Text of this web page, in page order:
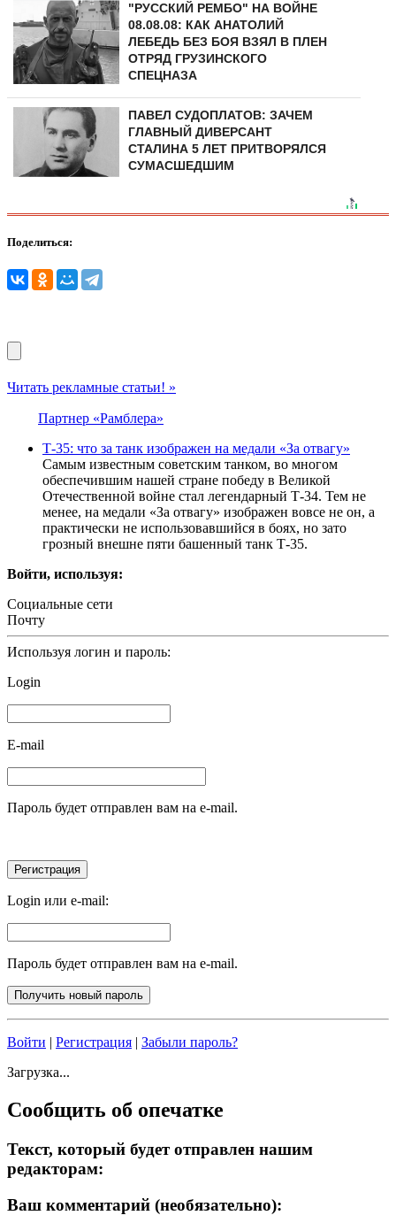
"РУССКИЙ РЕМБО" НА ВОЙНЕ
08.08.08: КАК АНАТОЛИЙ
ЛЕБЕДЬ БЕЗ БОЯ ВЗЯЛ В ПЛЕН
ОТРЯД ГРУЗИНСКОГО
СПЕЦНАЗА
ПАВЕЛ СУДОПЛАТОВ: ЗАЧЕМ
ГЛАВНЫЙ ДИВЕРСАНТ
СТАЛИНА 5 ЛЕТ ПРИТВОРЯЛСЯ
СУМАСШЕДШИМ
Поделиться:
Читать рекламные статьи! »
Партнер «Рамблера»
Т-35: что за танк изображен на медали «За отвагу»
Самым известным советским танком, во многом
обеспечившим нашей стране победу в Великой
Отечественной войне стал легендарный Т-34. Тем не
менее, на медали «За отвагу» изображен вовсе не он, а
практически не использовавшийся в боях, но зато
грозный внешне пяти башенный танк Т-35.
Войти, используя:
Социальные сети
Почту
Используя логин и пароль:
Login
E-mail
Пароль будет отправлен вам на e-mail.
Login или e-mail:
Пароль будет отправлен вам на e-mail.
Войти | Регистрация | Забыли пароль?
Загрузка...
Сообщить об опечатке
Текст, который будет отправлен нашим
редакторам:
Ваш комментарий (необязательно):